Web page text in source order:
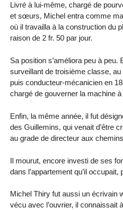
Livré à lui-même, chargé de
et sœurs, Michel entra comme
où il travailla à la construction du
raison de 2 fr. 50 par jour.
Sa position s’améliora peu à peu.
surveillant de troisième classe,
puis conducteur-mécanicien en
chargé de gouverner la machine
Enfin, la même année, il fut
des Guillemins, qui venait d’être
au grade de directeur aux
Il mourut, encore investi de ses
dans l’appartement qu’il
Michel Thiry fut aussi un écrivain
vécu avec l’ouvrier, il connaissait